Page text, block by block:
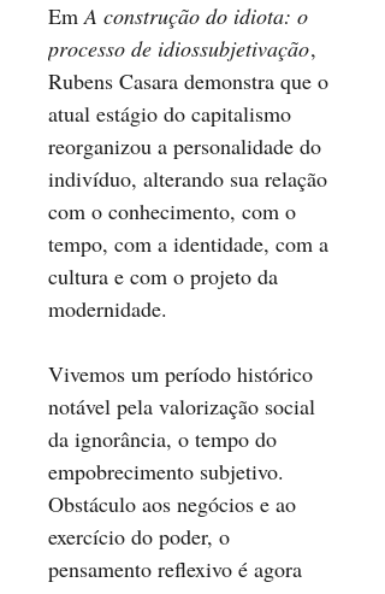
EmA construção do idiota: o
processo de idiossubjetivação,
Rubens Casara demonstra que o
atual estágio do capitalismo
reorganizou a personalidade do
indivíduo, alterando sua relação
com o conhecimento, com o
tempo, com a identidade, com a
cultura e com o projeto da
modernidade.
Vivemos um período histórico
notável pela valorização social
da ignorância, o tempo do
empobrecimento subjetivo.
Obstáculo aos negócios e ao
exercício do poder, o
pensamento reflexivo é agora